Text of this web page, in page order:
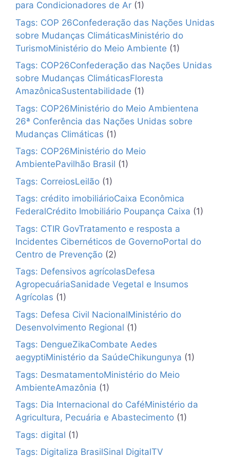
para Condicionadores de Ar (1)
Tags: COP 26Confederação das Nações Unidas
sobre Mudanças ClimáticasMinistério do
TurismoMinistério do Meio Ambiente (1)
Tags: COP26Confederação das Nações Unidas
sobre Mudanças ClimáticasFloresta
AmazônicaSustentabilidade (1)
Tags: COP26Ministério do Meio Ambientena
26ª Conferência das Nações Unidas sobre
Mudanças Climáticas (1)
Tags: COP26Ministério do Meio
AmbientePavilhão Brasil (1)
Tags: CorreiosLeilão (1)
Tags: crédito imobiliárioCaixa Econômica
FederalCrédito Imobiliário Poupança Caixa (1)
Tags: CTIR GovTratamento e resposta a
Incidentes Cibernéticos de GovernoPortal do
Centro de Prevenção (2)
Tags: Defensivos agrícolasDefesa
AgropecuáriaSanidade Vegetal e Insumos
Agrícolas (1)
Tags: Defesa Civil NacionalMinistério do
Desenvolvimento Regional (1)
Tags: DengueZikaCombate Aedes
aegyptiMinistério da SaúdeChikungunya (1)
Tags: DesmatamentoMinistério do Meio
AmbienteAmazônia (1)
Tags: Dia Internacional do CaféMinistério da
Agricultura, Pecuária e Abastecimento (1)
Tags: digital (1)
Tags: Digitaliza BrasilSinal DigitalTV